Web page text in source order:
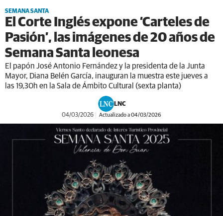
SEMANA SANTA
El Corte Inglés expone ‘Carteles de
Pasión’, las imágenes de 20 años de
Semana Santa leonesa
El papón José Antonio Fernández y la presidenta de la Junta
Mayor, Diana Belén García, inauguran la muestra este jueves a
las 19,30h en la Sala de Ámbito Cultural (sexta planta)
LNC
04/03/2026 Actualizado a 04/03/2026